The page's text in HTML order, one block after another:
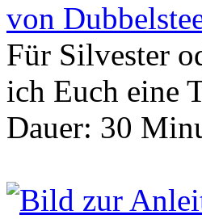
von
Für Silvester
ich Euch eine
Dauer: 30